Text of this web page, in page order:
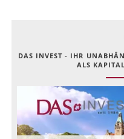
DAS INVEST - IHR
ALS